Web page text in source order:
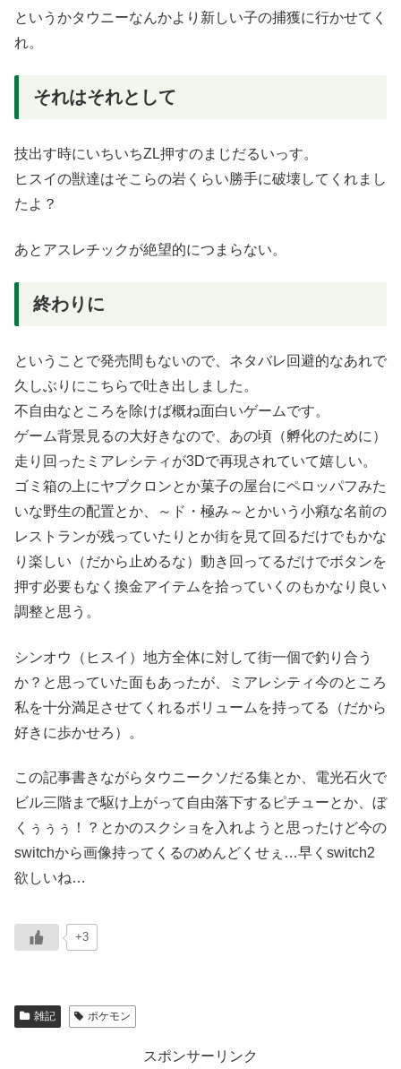
というかタウニーなんかより新しい子の捕獲に行かせてく
れ。
それはそれとして
技出す時にいちいちZL押すのまじだるいっす。
ヒスイの獣達はそこらの岩くらい勝手に破壊してくれまし
たよ？
あとアスレチックが絶望的につまらない。
終わりに
ということで発売間もないので、ネタバレ回避的なあれで
久しぶりにこちらで吐き出しました。
不自由なところを除けば概ね面白いゲームです。
ゲーム背景見るの大好きなので、あの頃（孵化のために）
走り回ったミアレシティが3Dで再現されていて嬉しい。
ゴミ箱の上にヤブクロンとか菓子の屋台にペロッパフみた
いな野生の配置とか、～ド・極み～とかいう小癪な名前の
レストランが残っていたりとか街を見て回るだけでもかな
り楽しい（だから止めるな）動き回ってるだけでボタンを
押す必要もなく換金アイテムを拾っていくのもかなり良い
調整と思う。
シンオウ（ヒスイ）地方全体に対して街一個で釣り合う
か？と思っていた面もあったが、ミアレシティ今のところ
私を十分満足させてくれるボリュームを持ってる（だから
好きに歩かせろ）。
この記事書きながらタウニークソだる集とか、電光石火で
ビル三階まで駆け上がって自由落下するピチューとか、ぼ
くぅぅぅ！？とかのスクショを入れようと思ったけど今の
switchから画像持ってくるのめんどくせぇ…早くswitch2
欲しいね…
+3
雑記 ポケモン
スポンサーリンク